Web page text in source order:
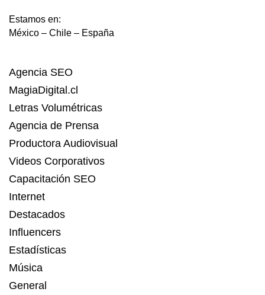
Estamos en:
México – Chile – España
Agencia SEO
MagiaDigital.cl
Letras Volumétricas
Agencia de Prensa
Productora Audiovisual
Videos Corporativos
Capacitación SEO
Internet
Destacados
Influencers
Estadísticas
Música
General